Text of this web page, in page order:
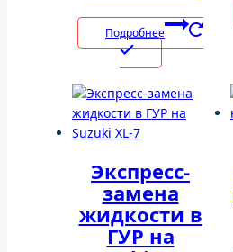
Подробнее
Экспресс-
замена
жидкости в
ГУР на